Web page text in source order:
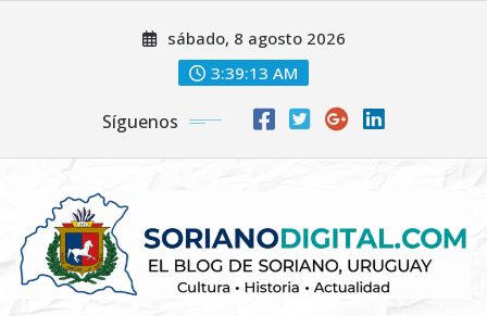
sábado, 8 agosto 2026
3:39:14 AM
Síguenos